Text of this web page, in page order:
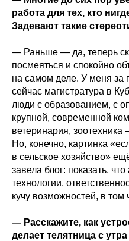
работа для тех, кто
Задевают такие
— Раньше — да, теперь
посмеяться и спокойно
на самом деле. У меня за
сейчас магистратура в
люди с образованием, с
крупной, современной
ветеринария,
Но, конечно, картинка
в сельское хозяйство»
завела блог: показать,
технологии,
кучу возможностей, в том
— Расскажите, как
делает телятница с